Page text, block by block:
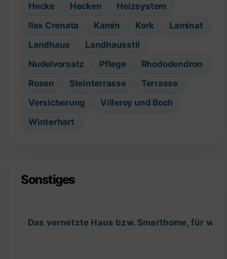
Hecke
Hecken
Heizsystem
Ilex Crenata
Kamin Kork
Laminat
Landhaus
Landhausstil
Nudelvorsatz
Pflege
Rhododendron
Rosen
Steinterrasse
Terrasse
Versicherung
Villeroy und Boch
Winterhart
Sonstiges
Das vernetzte Haus bzw. Smarthome, für